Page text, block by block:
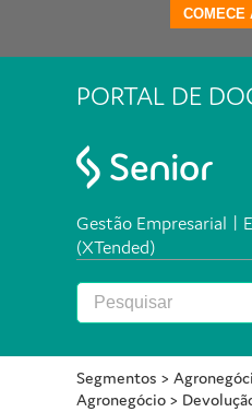
COMECE
PORTAL DE
Gestão Empresarial |
(XTended)
Segmentos >
Agronegócio >